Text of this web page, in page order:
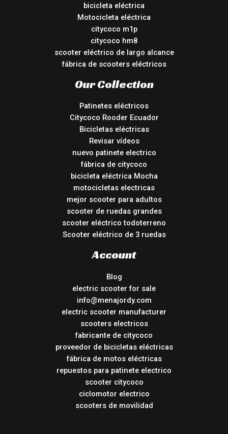
bicicleta eléctrica
Motocicleta eléctrica
citycoco m1p
citycoco hm8
scooter eléctrico de largo alcance
fábrica de scooters eléctricos
Our Collection
Patinetes eléctricos
Citycoco Rooder Ecuador
Bicicletas eléctricas
Revisar vídeos
nuevo patinete electrico
fábrica de citycoco
bicicleta eléctrica Mocha
motocicletas electricas
mejor scooter para adultos
scooter de ruedas grandes
scooter eléctrico todoterreno
Scooter eléctrico de 3 ruedas
Account
Blog
electric scooter for sale
info@menajordy.com
electric scooter manufacturer
scooters electricos
fabricante de citycoco
proveedor de bicicletas eléctricas
fábrica de motos eléctricas
repuestos para patinete electrico
scooter citycoco
ciclomotor electrico
scooters de movilidad